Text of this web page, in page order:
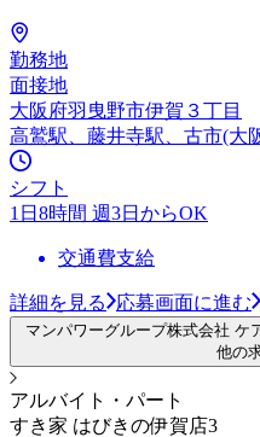
勤務地
面接地
大阪府羽曳野市伊賀３丁目
高鷲駅、藤井寺駅、古市(大
シフト
1日8時間 週3日からOK
交通費支給
詳細を見る 応募画面に進む
マンパワーグループ株式会社 ケ
他の
アルバイト・パート
すき家 はびきの伊賀店3